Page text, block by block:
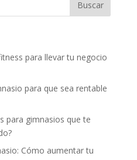
para llevar tu negocio
para que sea rentable
para gimnasios que te
Cómo aumentar tu